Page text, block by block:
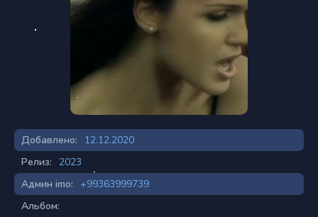
Добавлено:
12.12.2020
Релиз:
2023
Админ imo:
+99363999739
Альбом: